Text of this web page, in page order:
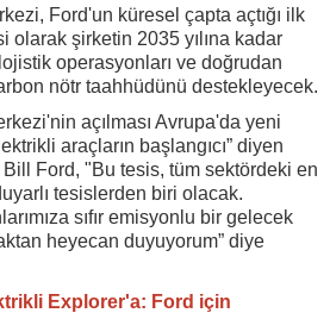
Ford'un küresel çapta açtığı ilk
olarak şirketin 2035 yılına kadar
operasyonları ve doğrudan
nötr taahhüdünü destekleyecek.
açılması Avrupa'da yeni
araçların başlangıcı” diyen
Bill Ford, "Bu tesis, tüm sektördeki en
tesislerden biri olacak.
sıfır emisyonlu bir gelecek
heyecan duyuyorum” diye
Explorer'a: Ford için